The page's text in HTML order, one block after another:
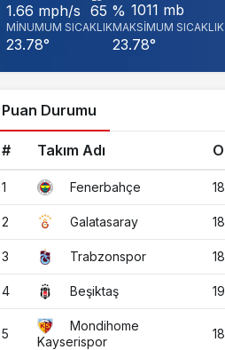
1.66 mph/s 65 % 1011 mb
MINUMUM SICAKLIK
23.78°
MAKSIMUM SICAKLIK
23.78°
Puan Durumu
# Takım Adı O
1 Fenerbahçe 18
2 Galatasaray 18
3 Trabzonspor 18
4 Beşiktaş 19
5
Mondihome
Kayserispor
18